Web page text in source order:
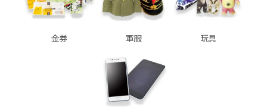
金券 軍服 玩具